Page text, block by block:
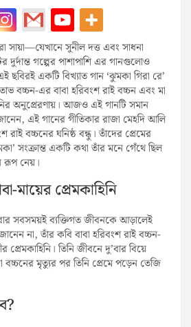
সায়া—যেখানে সুনীল দত্ত এবং সাধনা
দুর্দান্ত গল্পের পাশাপাশি এর গানগুলোও
ছবিরই একটি বিখ্যাত গান ‘ঝুমকা গিরা রে’
বচ্চন-এর বাবা হরিবংশ রাই বচ্চন এবং মা
অনুপ্রেরণায়। আজও এই গানটি সমান
এই গানের গীতিকার রাজা মেহদি আলি
বচ্চনের ঘনিষ্ঠ বন্ধু। তাঁদের প্রেমের
সংক্রান্ত একটি কথা তাঁর মনে গেঁথে ছিল
রূপ নেয়।
মায়ের প্রেমকাহিনি
সবসময়ই ব্যক্তিগত জীবনকে আড়ালেই
না, তাঁর কবি বাবা হরিবংশ রাই বচ্চন-
তিনি জীবনে দু’বার বিয়ে
বচ্চনের মৃত্যুর পর তিনি প্রেমে পড়েন তেজি